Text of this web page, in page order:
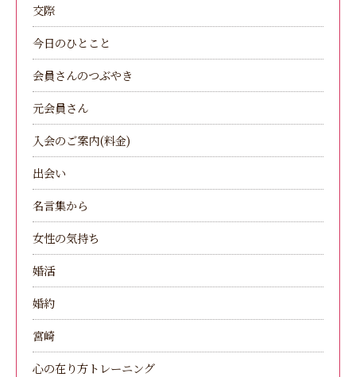
交際
今日のひとこと
会員さんのつぶやき
元会員さん
入会のご案内(料金)
出会い
名言集から
女性の気持ち
婚活
婚約
宮崎
心の在り方トレーニング